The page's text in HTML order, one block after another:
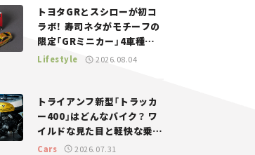
トヨタGRとスシローが初コ
ラボ！ 寿司ネタがモチーフの
限定「GRミニカー」4車種が
登場。入手方法は？【クルマ
Lifestyle 2026.08.04
トライアンフ新型「トラッカ
ー400」はどんなバイク？ ワ
イルドな見た目と軽快な乗り
味を両立した400ccフラット
Cars 2026.07.31